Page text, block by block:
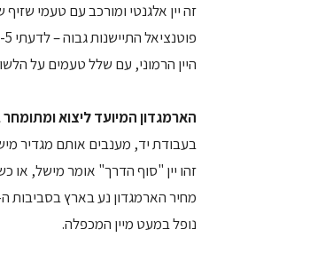
פוטנציאל התיישנות גבוה – לדעתי 3-5 שנים יותר מכל ממוצע של יין ישראלי שאתם מכירים הראוי ליישנו בארץ.
היין הרמוני, עם שלל טעמים על
הארמגדון המיועד ליצוא ומתומחר בחו"ל
בעבודת יד, מענבים אותם מגדיר מישל כנדירים.
זהו יין "סוף הדרך" אומר מישל, או
נופל במעט מיין המכפלה.